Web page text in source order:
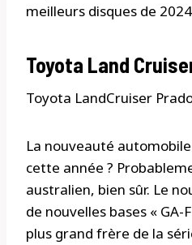
meilleurs disques de
Toyota Land
Toyota LandCruiser
La nouveauté
cette année ?
australien, bien sûr. Le
de nouvelles bases «
plus grand frère de la